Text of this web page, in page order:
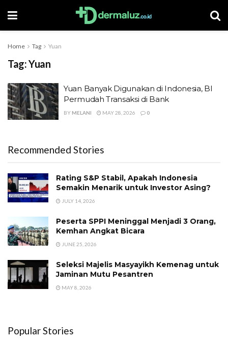
Home Tag Yuan
Tag:Yuan
Yuan Banyak Digunakan di Indonesia, BI
Permudah Transaksi di Bank
BY MELANI MAY 28, 2026 0
Recommended Stories
Rating S&P Stabil, Apakah Indonesia
Semakin Menarik untuk Investor Asing?
JULY 14, 2026
Peserta SPPI Meninggal Menjadi 3 Orang,
Kemhan Angkat Bicara
JUNE 25, 2026
Seleksi Majelis Masyayikh Kemenag untuk
Jaminan Mutu Pesantren
MAY 8, 2026
Popular Stories